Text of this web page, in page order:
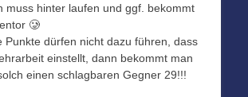
muss hinter laufen und ggf. bekommt
🥲
Punkte dürfen nicht dazu führen, dass
einstellt, dann bekommt man
einen schlagbaren Gegner 29!!!